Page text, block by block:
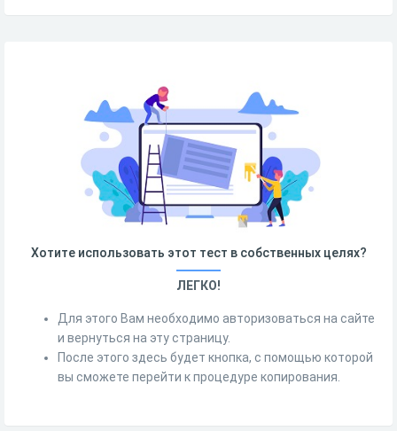
Хотите использовать этот тест в собственных целях?
ЛЕГКО!
Для этого Вам необходимо авторизоваться на сайте
и вернуться на эту страницу.
После этого здесь будет кнопка, с помощью которой
вы сможете перейти к процедуре копирования.